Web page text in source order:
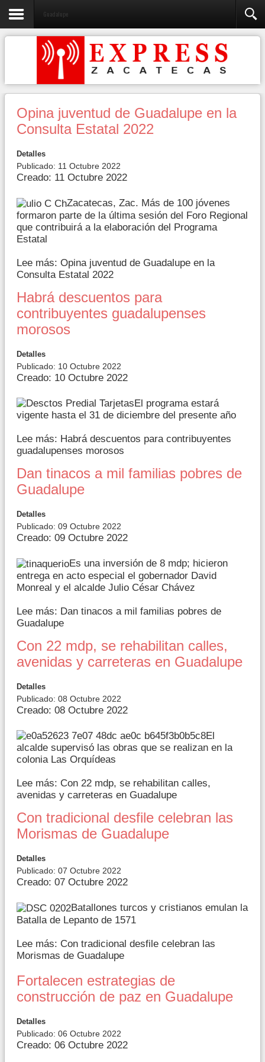
Guadalupe
Opina juventud de Guadalupe en la
Consulta Estatal 2022
Detalles
Publicado: 11 Octubre 2022
Creado: 11 Octubre 2022
Zacatecas, Zac. Más de 100 jóvenes
formaron parte de la última sesión del Foro Regional
que contribuirá a la elaboración del Programa
Estatal
Lee más: Opina juventud de Guadalupe en la
Consulta Estatal 2022
Habrá descuentos para
contribuyentes guadalupenses
morosos
Detalles
Publicado: 10 Octubre 2022
Creado: 10 Octubre 2022
El programa estará
vigente hasta el 31 de diciembre del presente año
Lee más: Habrá descuentos para contribuyentes
guadalupenses morosos
Dan tinacos a mil familias pobres de
Guadalupe
Detalles
Publicado: 09 Octubre 2022
Creado: 09 Octubre 2022
Es una inversión de 8 mdp; hicieron
entrega en acto especial el gobernador David
Monreal y el alcalde Julio César Chávez
Lee más: Dan tinacos a mil familias pobres de
Guadalupe
Con 22 mdp, se rehabilitan calles,
avenidas y carreteras en Guadalupe
Detalles
Publicado: 08 Octubre 2022
Creado: 08 Octubre 2022
El
alcalde supervisó las obras que se realizan en la
colonia Las Orquídeas
Lee más: Con 22 mdp, se rehabilitan calles,
avenidas y carreteras en Guadalupe
Con tradicional desfile celebran las
Morismas de Guadalupe
Detalles
Publicado: 07 Octubre 2022
Creado: 07 Octubre 2022
Batallones turcos y cristianos emulan la
Batalla de Lepanto de 1571
Lee más: Con tradicional desfile celebran las
Morismas de Guadalupe
Fortalecen estrategias de
construcción de paz en Guadalupe
Detalles
Publicado: 06 Octubre 2022
Creado: 06 Octubre 2022